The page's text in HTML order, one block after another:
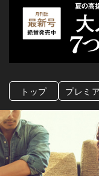
トップ プレミ